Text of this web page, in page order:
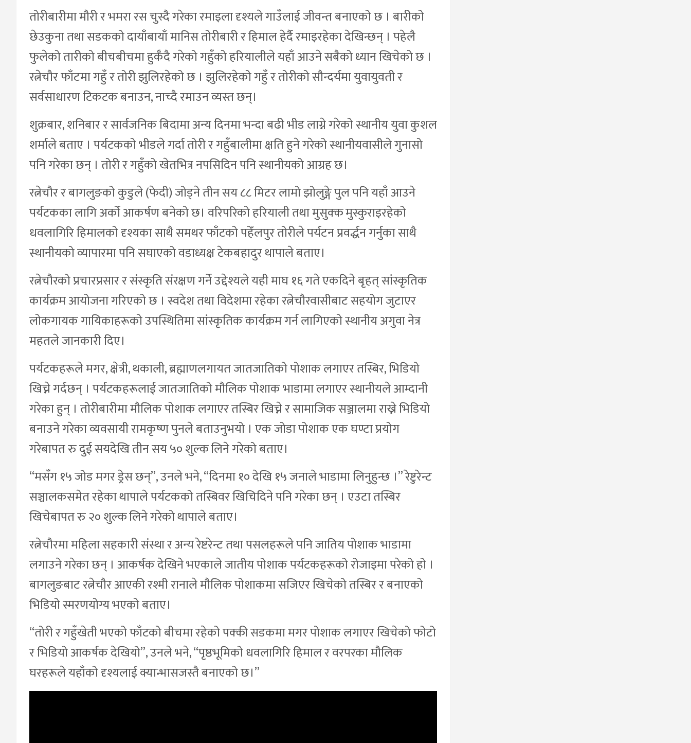
तोरीबारीमा मौरी र भमरा रस चुस्दै गरेका रमाइला दृश्यले गाउँलाई जीवन्त बनाएको छ । बारीको
छेउकुना तथा सडकको दायाँबायाँ मानिस तोरीबारी र हिमाल हेर्दै रमाइरहेका देखिन्छन् । पहेलै
फुलेको तारीको बीचबीचमा हुर्कँदै गरेको गहुँको हरियालीले यहाँ आउने सबैको ध्यान खिचेको छ ।
रत्नेचौर फाँटमा गहुँ र तोरी झुलिरहेको छ । झुलिरहेको गहुँ र तोरीको सौन्दर्यमा युवायुवती र
सर्वसाधारण टिकटक बनाउन, नाच्दै रमाउन व्यस्त छन्।
शुक्रबार, शनिबार र सार्वजनिक बिदामा अन्य दिनमा भन्दा बढी भीड लाग्ने गरेको स्थानीय युवा कुशल
शर्माले बताए । पर्यटकको भीडले गर्दा तोरी र गहुँबालीमा क्षति हुने गरेको स्थानीयवासीले गुनासो
पनि गरेका छन् । तोरी र गहुँको खेतभित्र नपसिदिन पनि स्थानीयको आग्रह छ।
रत्नेचौर र बागलुङको कुडुले (फेदी) जोड्ने तीन सय ८८ मिटर लामो झोलुङ्गे पुल पनि यहाँ आउने
पर्यटकका लागि अर्को आकर्षण बनेको छ। वरिपरिको हरियाली तथा मुसुक्क मुस्कुराइरहेको
धवलागिरि हिमालको दृश्यका साथै समथर फाँटको पहेँलपुर तोरीले पर्यटन प्रवर्द्धन गर्नुका साथै
स्थानीयको व्यापारमा पनि सघाएको वडाध्यक्ष टेकबहादुर थापाले बताए।
रत्नेचौरको प्रचारप्रसार र संस्कृति संरक्षण गर्ने उद्देश्यले यही माघ १६ गते एकदिने बृहत् सांस्कृतिक
कार्यक्रम आयोजना गरिएको छ । स्वदेश तथा विदेशमा रहेका रत्नेचौरवासीबाट सहयोग जुटाएर
लोकगायक गायिकाहरूको उपस्थितिमा सांस्कृतिक कार्यक्रम गर्न लागिएको स्थानीय अगुवा नेत्र
महतले जानकारी दिए।
पर्यटकहरूले मगर, क्षेत्री, थकाली, ब्रह्माणलगायत जातजातिको पोशाक लगाएर तस्बिर, भिडियो
खिच्ने गर्दछन् । पर्यटकहरूलाई जातजातिको मौलिक पोशाक भाडामा लगाएर स्थानीयले आम्दानी
गरेका हुन् । तोरीबारीमा मौलिक पोशाक लगाएर तस्बिर खिच्ने र सामाजिक सञ्जालमा राख्ने भिडियो
बनाउने गरेका व्यवसायी रामकृष्ण पुनले बताउनुभयो । एक जोडा पोशाक एक घण्टा प्रयोग
गरेबापत रु दुई सयदेखि तीन सय ५० शुल्क लिने गरेको बताए।
“मसँग १५ जोड मगर ड्रेस छन्”, उनले भने, “दिनमा १० देखि १५ जनाले भाडामा लिनुहुन्छ ।” रेष्टुरेन्ट
सञ्चालकसमेत रहेका थापाले पर्यटकको तस्बिवर खिचिदिने पनि गरेका छन् । एउटा तस्बिर
खिचेबापत रु २० शुल्क लिने गरेको थापाले बताए।
रत्नेचौरमा महिला सहकारी संस्था र अन्य रेष्टरेन्ट तथा पसलहरूले पनि जातिय पोशाक भाडामा
लगाउने गरेका छन् । आकर्षक देखिने भएकाले जातीय पोशाक पर्यटकहरूको रोजाइमा परेको हो ।
बागलुङबाट रत्नेचौर आएकी रश्मी रानाले मौलिक पोशाकमा सजिएर खिचेको तस्बिर र बनाएको
भिडियो स्मरणयोग्य भएको बताए।
“तोरी र गहुँखेती भएको फाँटको बीचमा रहेको पक्की सडकमा मगर पोशाक लगाएर खिचेको फोटो
र भिडियो आकर्षक देखियो”, उनले भने, “पृष्ठभूमिको धवलागिरि हिमाल र वरपरका मौलिक
घरहरूले यहाँको दृश्यलाई क्यान्भासजस्तै बनाएको छ।”